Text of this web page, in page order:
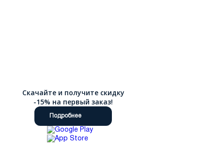
Скачайте и получите скидку
-15% на первый заказ!
Подробнее